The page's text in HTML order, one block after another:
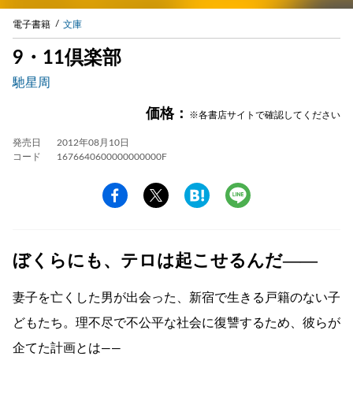
電子書籍 文庫
9・11倶楽部
馳星周
価格： ※各書店サイトで確認してください
発売日
2012年08月10日
コード
1676640600000000000F
ぼくらにも、テロは起こせるんだ――
妻子を亡くした男が出会った、新宿で生きる戸籍のない子
どもたち。理不尽で不公平な社会に復讐するため、彼らが
企てた計画とは——